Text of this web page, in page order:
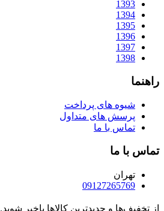
1393
1394
1395
1396
1397
1398
راهنما
شیوه های پرداخت
پرسش های متداول
تماس با ما
تماس با ما
تهران
09127265769
از تخفیف‌ها و جدیدترین‌ کالاها باخبر شوید.